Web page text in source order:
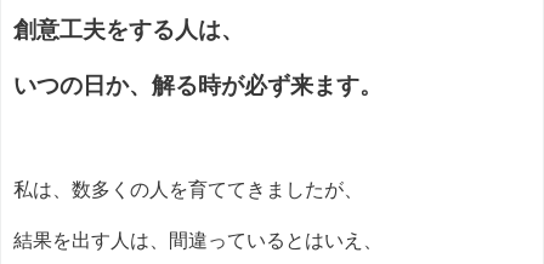
創意工夫をする人は、
いつの日か、解る時が必ず来ます。
私は、数多くの人を育ててきましたが、
結果を出す人は、間違っているとはいえ、